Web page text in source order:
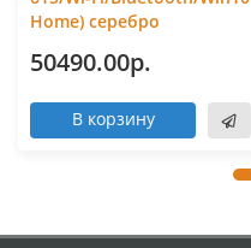
Home) серебро
50490.00р.
В корзину